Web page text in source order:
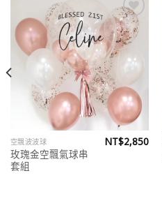
Add to
wishlist
空飄波波球
玫瑰金空飄氣球串
套組
NT$2,850